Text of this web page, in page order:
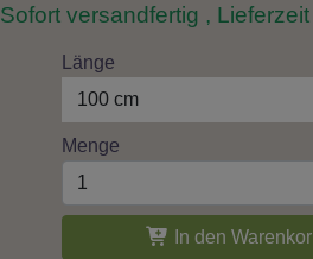
Sofort versandfertig ,
Länge
100 cm
Menge
In den